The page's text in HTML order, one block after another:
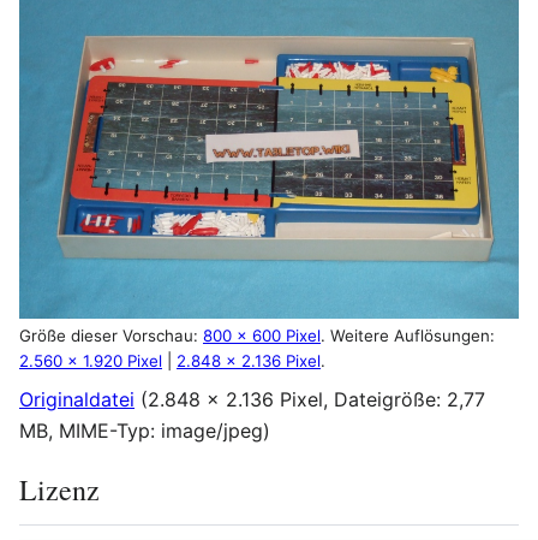
Größe dieser Vorschau: 800 × 600 Pixel. Weitere Auflösungen:
2.560 × 1.920 Pixel
2.848 × 2.136 Pixel.
Originaldatei (2.848 × 2.136 Pixel, Dateigröße: 2,77
MB, MIME-Typ: image/jpeg)
Lizenz